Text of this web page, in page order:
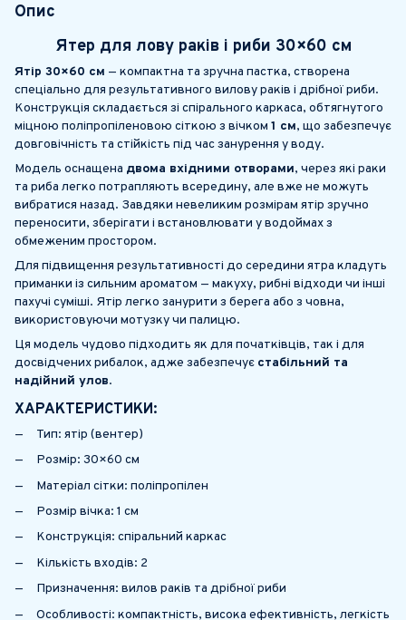
Опис
Ятер для лову раків і риби 30×60 см
Ятір 30×60 см — компактна та зручна пастка, створена
спеціально для результативного вилову раків і дрібної риби.
Конструкція складається зі спірального каркаса, обтягнутого
міцною поліпропіленовою сіткою з вічком 1 см, що забезпечує
довговічність та стійкість під час занурення у воду.
Модель оснащена двома вхідними отворами, через які раки
та риба легко потрапляють всередину, але вже не можуть
вибратися назад. Завдяки невеликим розмірам ятір зручно
переносити, зберігати і встановлювати у водоймах з
обмеженим простором.
Для підвищення результативності до середини ятра кладуть
приманки із сильним ароматом — макуху, рибні відходи чи інші
пахучі суміші. Ятір легко занурити з берега або з човна,
використовуючи мотузку чи палицю.
Ця модель чудово підходить як для початківців, так і для
досвідчених рибалок, адже забезпечує стабільний та
надійний улов.
ХАРАКТЕРИСТИКИ:
Тип: ятір (вентер)
Розмір: 30×60 см
Матеріал сітки: поліпропілен
Розмір вічка: 1 см
Конструкція: спіральний каркас
Кількість входів: 2
Призначення: вилов раків та дрібної риби
Особливості: компактність, висока ефективність, легкість